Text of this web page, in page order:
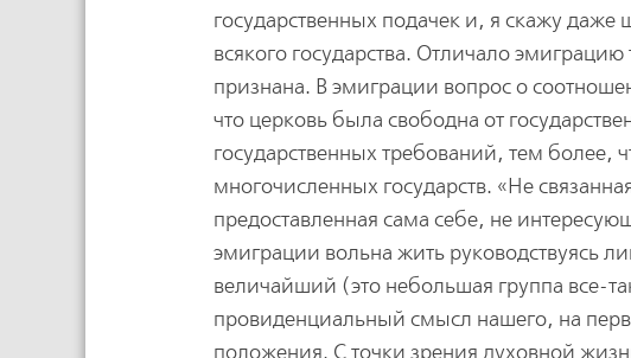
государственных подачек и, я скажу
всякого государства. Отличало
признана. В эмиграции вопрос о
что церковь была свободна от
государственных требований, тем более,
многочисленных государств. «Не
предоставленная сама себе, не
эмиграции вольна жить руководствуясь
величайший (это небольшая группа все-
провиденциальный смысл нашего, на
положения. С точки зрения духовной